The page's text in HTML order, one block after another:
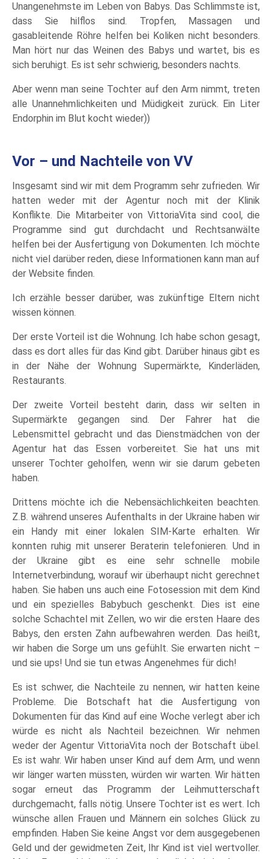
Unangenehmste im Leben von Babys. Das Schlimmste ist,
dass Sie hilflos sind. Tropfen, Massagen und
gasableitende Röhre helfen bei Koliken nicht besonders.
Man hört nur das Weinen des Babys und wartet, bis es
sich beruhigt. Es ist sehr schwierig, besonders nachts.
Aber wenn man seine Tochter auf den Arm nimmt, treten
alle Unannehmlichkeiten und Müdigkeit zurück. Ein Liter
Endorphin im Blut kocht wieder))
Vor – und Nachteile von VV
Insgesamt sind wir mit dem Programm sehr zufrieden. Wir
hatten weder mit der Agentur noch mit der Klinik
Konflikte. Die Mitarbeiter von VittoriaVita sind cool, die
Programme sind gut durchdacht und Rechtsanwälte
helfen bei der Ausfertigung von Dokumenten. Ich möchte
nicht viel darüber reden, diese Informationen kann man auf
der Website finden.
Ich erzähle besser darüber, was zukünftige Eltern nicht
wissen können.
Der erste Vorteil ist die Wohnung. Ich habe schon gesagt,
dass es dort alles für das Kind gibt. Darüber hinaus gibt es
in der Nähe der Wohnung Supermärkte, Kinderläden,
Restaurants.
Der zweite Vorteil besteht darin, dass wir selten in
Supermärkte gegangen sind. Der Fahrer hat die
Lebensmittel gebracht und das Dienstmädchen von der
Agentur hat das Essen vorbereitet. Sie hat uns mit
unserer Tochter geholfen, wenn wir sie darum gebeten
haben.
Drittens möchte ich die Nebensächlichkeiten beachten.
Z.B. während unseres Aufenthalts in der Ukraine haben wir
ein Handy mit einer lokalen SIM-Karte erhalten. Wir
konnten ruhig mit unserer Beraterin telefonieren. Und in
der Ukraine gibt es eine sehr schnelle mobile
Internetverbindung, worauf wir überhaupt nicht gerechnet
haben. Sie haben uns auch eine Fotosession mit dem Kind
und ein spezielles Babybuch geschenkt. Dies ist eine
solche Schachtel mit Zellen, wo wir die ersten Haare des
Babys, den ersten Zahn aufbewahren werden. Das heißt,
wir haben die Sorge um uns gefühlt. Sie erwarten nicht –
und sie ups! Und sie tun etwas Angenehmes für dich!
Es ist schwer, die Nachteile zu nennen, wir hatten keine
Probleme. Die Botschaft hat die Ausfertigung von
Dokumenten für das Kind auf eine Woche verlegt aber ich
würde es nicht als Nachteil bezeichnen. Wir nehmen
weder der Agentur VittoriaVita noch der Botschaft übel.
Es ist wahr. Wir haben unser Kind auf dem Arm, und wenn
wir länger warten müssten, würden wir warten. Wir hätten
sogar erneut das Programm der Leihmutterschaft
durchgemacht, falls nötig. Unsere Tochter ist es wert. Ich
wünsche allen Frauen und Männern ein solches Glück zu
empfinden. Haben Sie keine Angst vor dem ausgegebenen
Geld und der gewidmeten Zeit, Ihr Kind ist viel wertvoller.